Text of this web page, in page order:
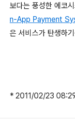
보다는 풍성한 에코
n-App Payment
은 서비스가 탄생하
* 2011/02/23 08:29